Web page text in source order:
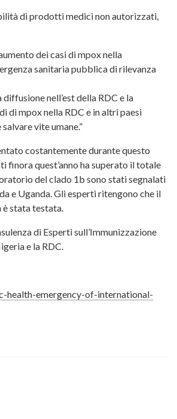
di prodotti medici non autorizzati,
dei casi di mpox nella
sanitaria pubblica di rilevanza
nell’est della RDC e la
di mpox nella RDC e in altri paesi
vite umane.”
costantemente durante questo
finora quest’anno ha superato il totale
del clado 1b sono stati segnalati
e Uganda. Gli esperti ritengono che il
stata testata.
di Esperti sull’Immunizzazione
e la RDC.
emergency-of-international-